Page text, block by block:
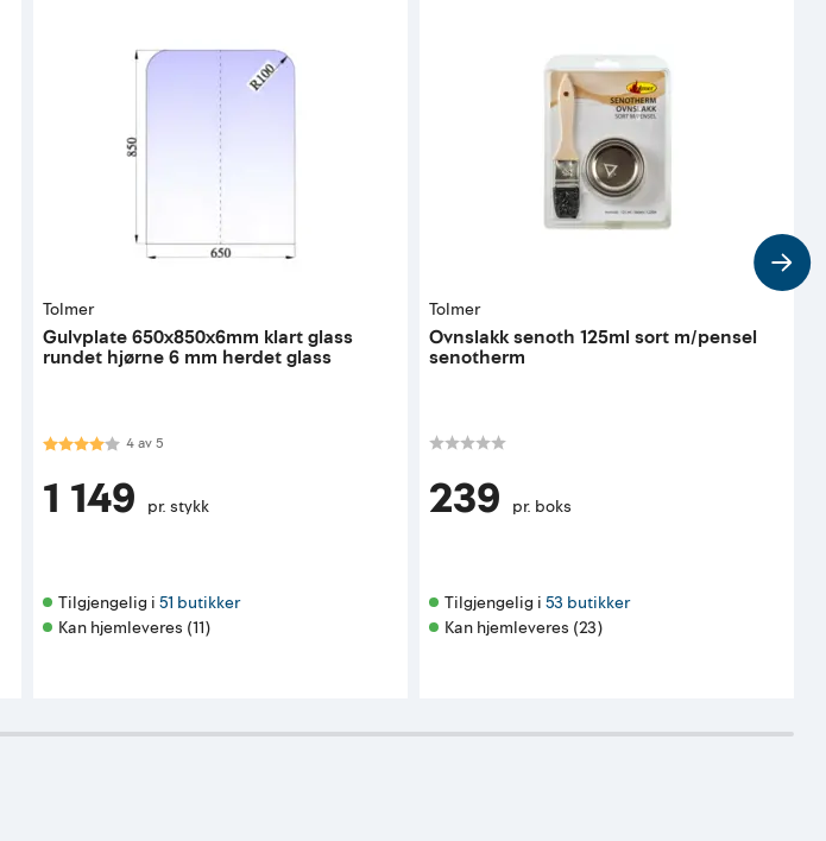
Tolmer
Gulvplate 650x850x6mm klart glass
rundet hjørne 6 mm herdet glass
Karakter:4.0 av 5 mulige
4av5
1 149 pr. stykk
Tilgjengelig i 51 butikker
Kan hjemleveres (11)
Tolmer
Ovnslakk senoth 125ml sort m/pensel
senotherm
239 pr. boks
Tilgjengelig i 53 butikker
Kan hjemleveres (23)